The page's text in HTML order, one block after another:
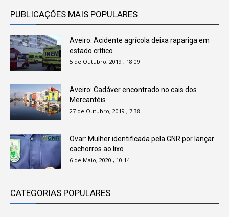
PUBLICAÇÕES MAIS POPULARES
Aveiro: Acidente agrícola deixa rapariga em
estado crítico
5 de Outubro, 2019 , 18:09
Aveiro: Cadáver encontrado no cais dos
Mercantéis
27 de Outubro, 2019 , 7:38
Ovar: Mulher identificada pela GNR por lançar
cachorros ao lixo
6 de Maio, 2020 , 10:14
CATEGORIAS POPULARES